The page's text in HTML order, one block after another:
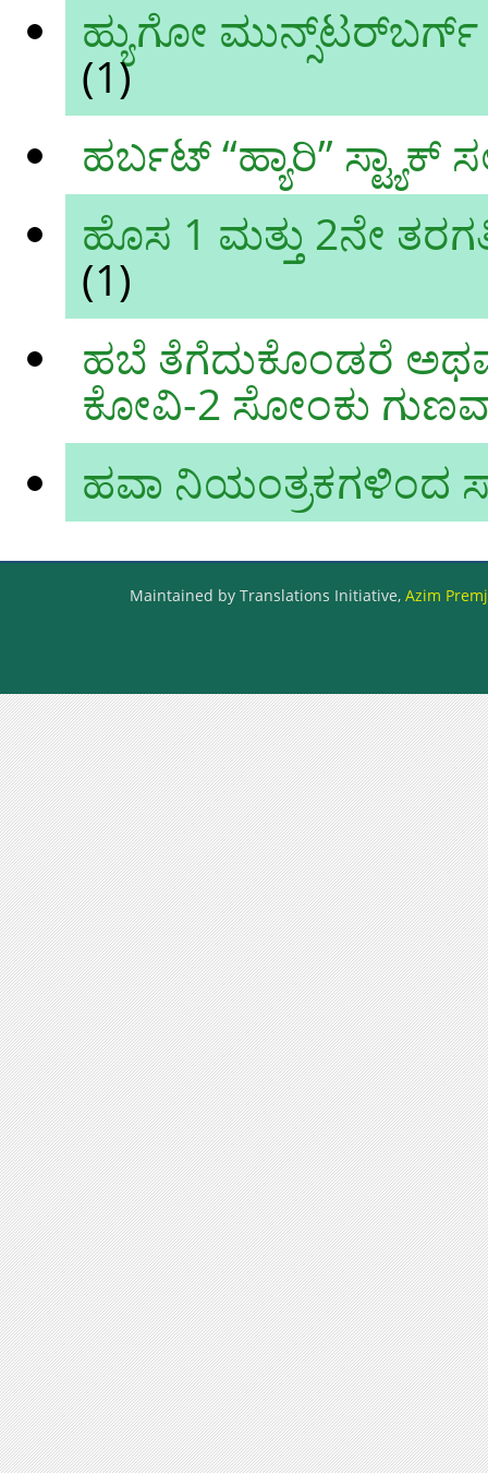
ಹ್ಯುಗೋ ಮುನ್ಸ್‌ಟರ್‌ಬರ್ಗ್‌
(1)
ಹರ್ಬಟ್ “ಹ್ಯಾರಿ” ಸ್ಟ್ಯಾಕ್
ಹೊಸ 1 ಮತ್ತು 2ನೇ
(1)
ಹಬೆ ತೆಗೆದುಕೊಂಡರೆ
ಕೋವಿ-2 ಸೋಂಕು
ಹವಾ ನಿಯಂತ್ರಕಗಳಿಂದ
Maintained by Translations Initiative, Azim